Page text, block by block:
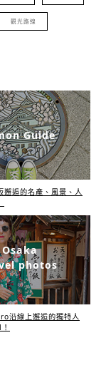
觀光路線
Guide
邂逅的名產、風景、人
Osaka
photos
沿線上邂逅的獨特人